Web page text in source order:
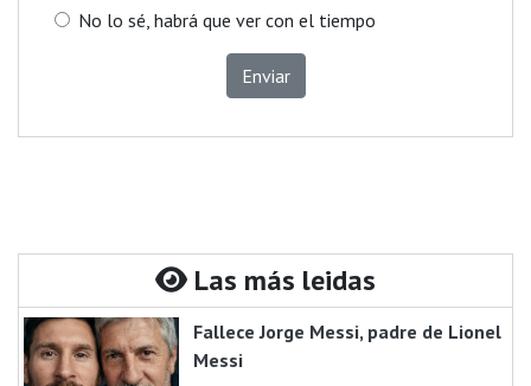
No lo sé, habrá que ver con el tiempo
Enviar
Las más leidas
Fallece Jorge Messi, padre de Lionel
Messi